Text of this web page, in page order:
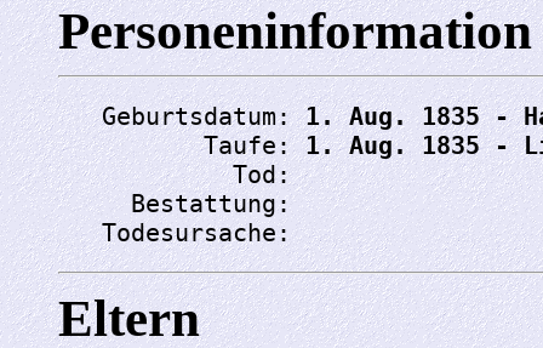
Personeninformation
   Geburtsdatum:
1. Aug. 1835 -
          Taufe:
1. Aug. 1835 -
            Tod:
     Bestattung:
   Todesursache:
Eltern